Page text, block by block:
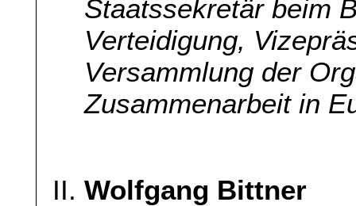
Staatssekretär beim
Verteidigung,
Versammlung der
Zusammenarbeit in
Wolfgang Bittner